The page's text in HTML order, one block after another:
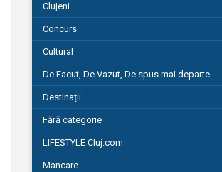
Clujeni
Concurs
Cultural
De Facut, De Vazut, De spus mai departe…
Destinații
Fără categorie
LIFESTYLE Cluj.com
Mancare